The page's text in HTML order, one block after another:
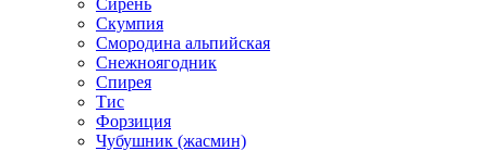
Сирень
Скумпия
Смородина альпийская
Снежноягодник
Спирея
Тис
Форзиция
Чубушник (жасмин)